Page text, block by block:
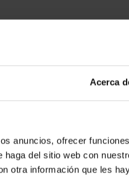
Acerca
anuncios, ofrecer
del sitio web con
otra información que les